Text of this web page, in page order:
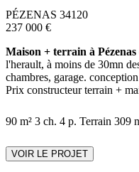
PÉZENAS 34120
237 000 €
Maison + terrain à Pézenas
l'herault, à moins de 30mn
chambres, garage.
Prix constructeur terrain +
90 m² 3 ch. 4 p. Terrain 309
VOIR LE PROJET